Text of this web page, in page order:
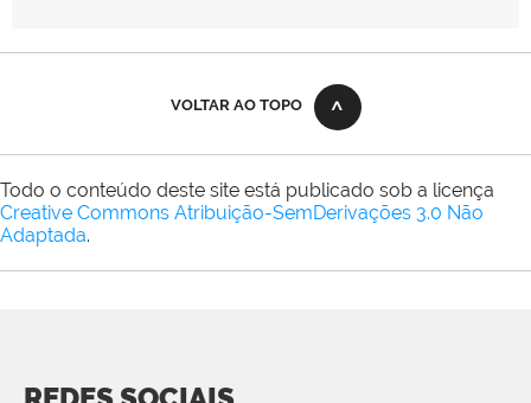
VOLTAR AO TOPO
Todo o conteúdo deste site está publicado sob a licença
Creative Commons Atribuição-SemDerivações 3.0 Não
Adaptada.